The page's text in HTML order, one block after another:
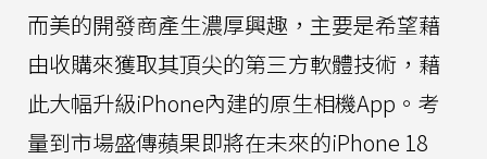
而美的開發商產生濃厚興趣，主要是希望藉
由收購來獲取其頂尖的第三方軟體技術，藉
此大幅升級iPhone內建的原生相機App。考
量到市場盛傳蘋果即將在未來的iPhone 18